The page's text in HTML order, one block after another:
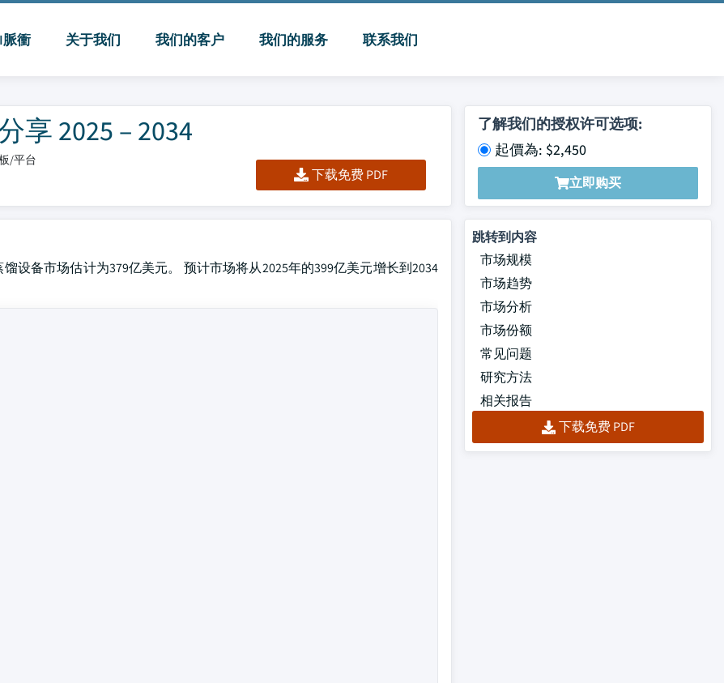
脈衝 关于我们 我们的客户 我们的服务 联系我们
享 2025 – 2034
/平台
下载免费 PDF
了解我们的授权许可选项:
起價為: $2,450
立即购买
设备市场估计为379亿美元。 预计市场将从2025年的399亿美元增长到2034
跳转到内容
市场规模
市场趋势
市场分析
市场份额
常见问题
研究方法
相关报告
下载免费 PDF